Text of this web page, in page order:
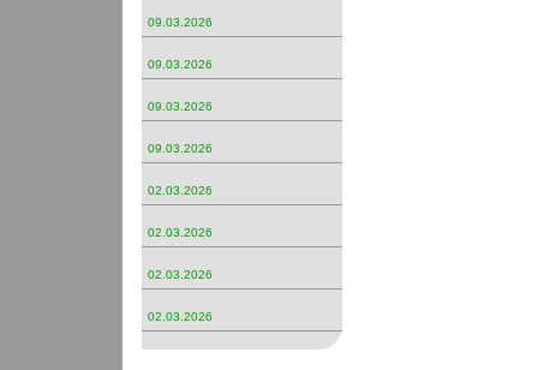
09.03.2026
09.03.2026
09.03.2026
09.03.2026
02.03.2026
02.03.2026
02.03.2026
02.03.2026